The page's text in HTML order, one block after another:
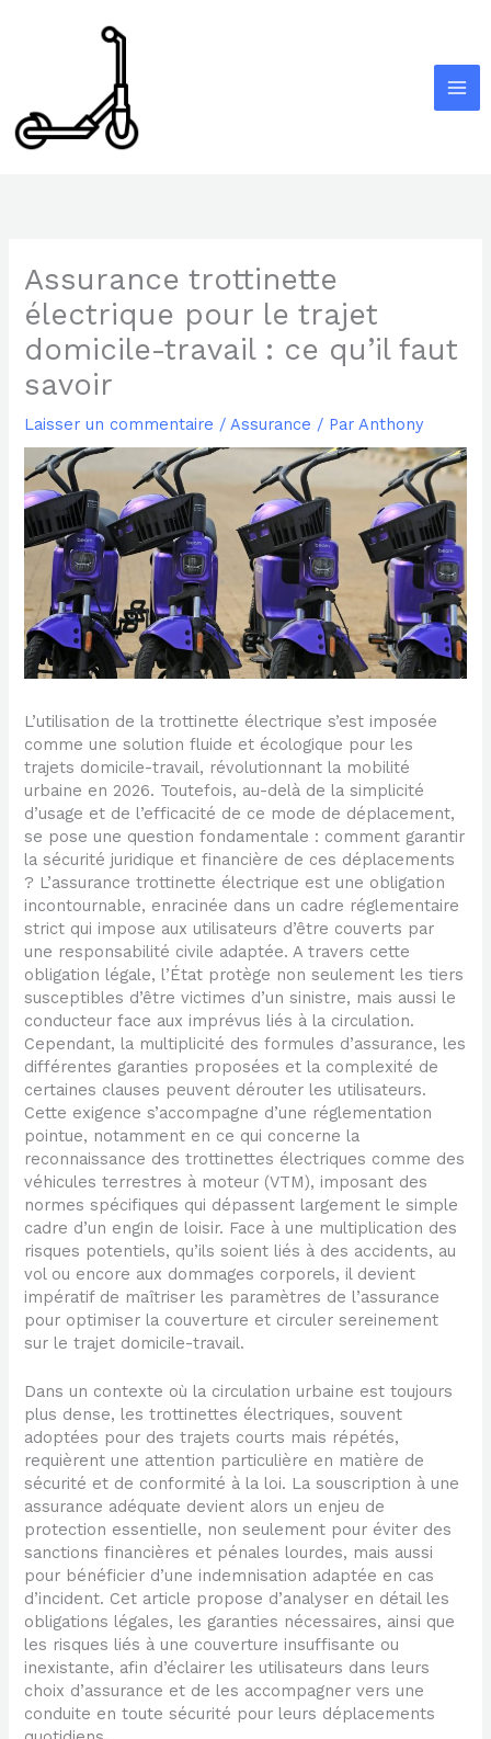
Assurance trottinette
électrique pour le trajet
domicile-travail : ce qu’il faut
savoir
Laisser un commentaire /Assurance / ParAnthony
L’utilisation de la trottinette électrique s’est imposée
comme une solution fluide et écologique pour les
trajets domicile-travail, révolutionnant la mobilité
urbaine en 2026. Toutefois, au-delà de la simplicité
d’usage et de l’efficacité de ce mode de déplacement,
se pose une question fondamentale : comment garantir
la sécurité juridique et financière de ces déplacements
? L’assurance trottinette électrique est une obligation
incontournable, enracinée dans un cadre réglementaire
strict qui impose aux utilisateurs d’être couverts par
une responsabilité civile adaptée. A travers cette
obligation légale, l’État protège non seulement les tiers
susceptibles d’être victimes d’un sinistre, mais aussi le
conducteur face aux imprévus liés à la circulation.
Cependant, la multiplicité des formules d’assurance, les
différentes garanties proposées et la complexité de
certaines clauses peuvent dérouter les utilisateurs.
Cette exigence s’accompagne d’une réglementation
pointue, notamment en ce qui concerne la
reconnaissance des trottinettes électriques comme des
véhicules terrestres à moteur (VTM), imposant des
normes spécifiques qui dépassent largement le simple
cadre d’un engin de loisir. Face à une multiplication des
risques potentiels, qu’ils soient liés à des accidents, au
vol ou encore aux dommages corporels, il devient
impératif de maîtriser les paramètres de l’assurance
pour optimiser la couverture et circuler sereinement
sur le trajet domicile-travail.
Dans un contexte où la circulation urbaine est toujours
plus dense, les trottinettes électriques, souvent
adoptées pour des trajets courts mais répétés,
requièrent une attention particulière en matière de
sécurité et de conformité à la loi. La souscription à une
assurance adéquate devient alors un enjeu de
protection essentielle, non seulement pour éviter des
sanctions financières et pénales lourdes, mais aussi
pour bénéficier d’une indemnisation adaptée en cas
d’incident. Cet article propose d’analyser en détail les
obligations légales, les garanties nécessaires, ainsi que
les risques liés à une couverture insuffisante ou
inexistante, afin d’éclairer les utilisateurs dans leurs
choix d’assurance et de les accompagner vers une
conduite en toute sécurité pour leurs déplacements